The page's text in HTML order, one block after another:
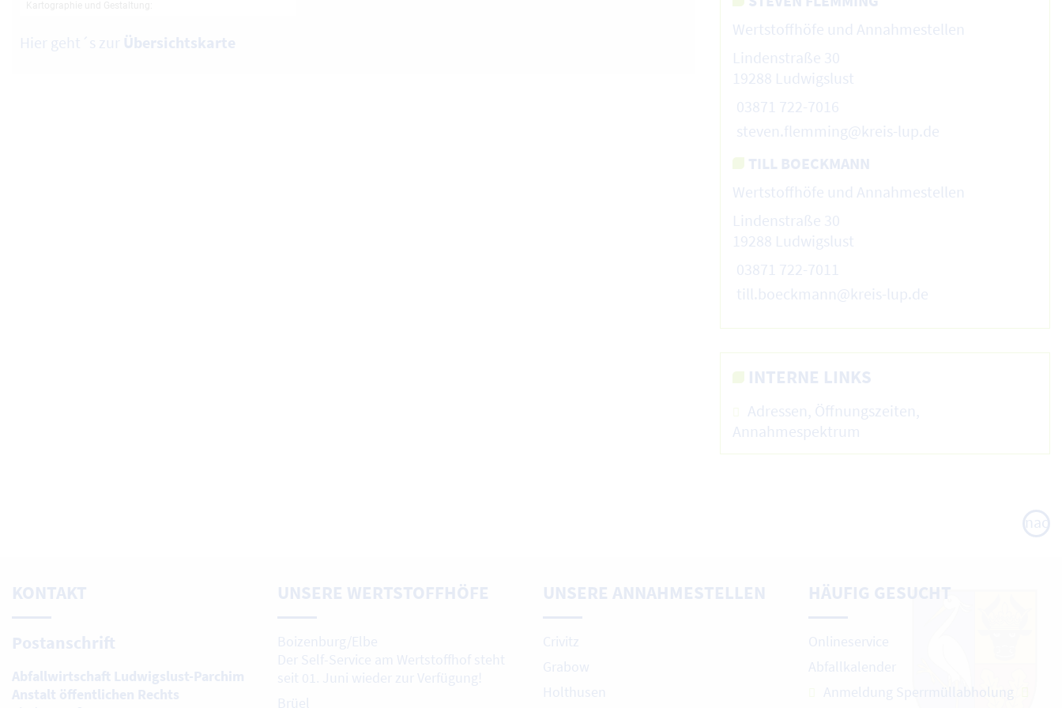
Hier geht´s zur Übersichtskarte
Wertstoffhöfe und Annahmestellen
Lindenstraße 30
19288 Ludwigslust
03871 722-7016
steven.flemming@kreis-lup.de
TILL BOECKMANN
Wertstoffhöfe und Annahmestellen
Lindenstraße 30
19288 Ludwigslust
03871 722-7011
till.boeckmann@kreis-lup.de
INTERNE LINKS
Adressen, Öffnungszeiten,
Annahmespektrum
nach
oben
KONTAKT
Postanschrift
Abfallwirtschaft Ludwigslust-Parchim
Anstalt öffentlichen Rechts
UNSERE WERTSTOFFHÖFE
Boizenburg/Elbe
Der Self-Service am Wertstoffhof steht
seit 01. Juni wieder zur Verfügung!
Brüel
UNSERE ANNAHMESTELLEN
Crivitz
Grabow
Holthusen
HÄUFIG GESUCHT
Onlineservice
Abfallkalender
Anmeldung Sperrmüllabholung